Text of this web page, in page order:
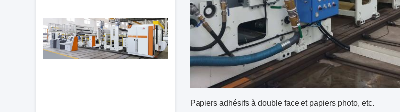
Papiers adhésifs à double face et papiers photo, etc.